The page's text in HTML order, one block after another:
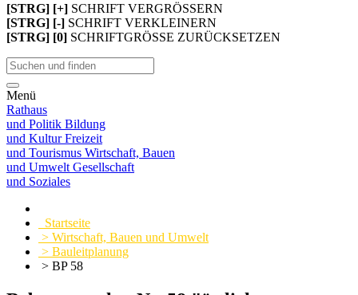
[STRG] [+] SCHRIFT VERGRÖSSERN
[STRG] [-] SCHRIFT VERKLEINERN
[STRG] [0] SCHRIFTGRÖSSE ZURÜCKSETZEN
Menü
Rathaus
und Politik Bildung
und KulturFreizeit
und Tourismus Wirtschaft, Bauen
und Umwelt Gesellschaft
und Soziales
Startseite
> Wirtschaft, Bauen und Umwelt
> Bauleitplanung
> BP 58